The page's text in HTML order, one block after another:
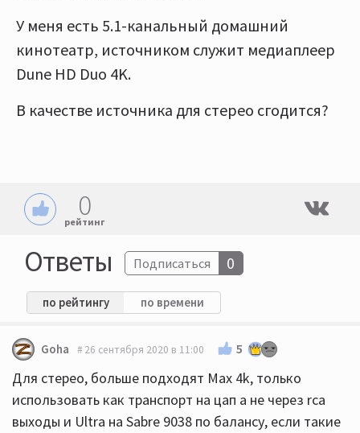
У меня есть 5.1-канальный домашний
кинотеатр, источником служит медиаплеер
Dune HD Duo 4K.
В качестве источника для стерео сгодится?
0
рейтинг
Ответы Подписаться 0
по рейтингу по времени
Goha 26 сентября 2020 в 11:00 5
Для стерео, больше подходят Max 4k, только
использовать как транспорт на цап а не через rca
выходы и Ultra на Sabre 9038 по балансу, если такие